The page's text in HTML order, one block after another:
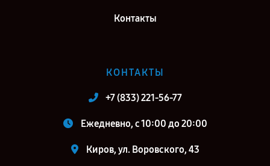
Контакты
КОНТАКТЫ
+7 (833) 221-56-77
Ежедневно, с 10:00 до 20:00
Киров, ул. Воровского, 43